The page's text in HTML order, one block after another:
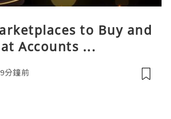
to Buy and
Accounts ...
分鐘前